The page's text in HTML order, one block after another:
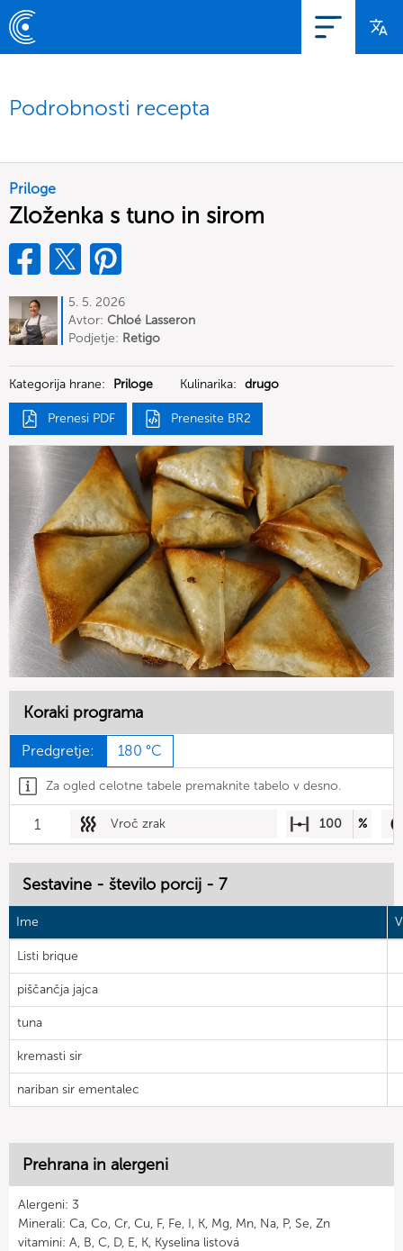
Podrobnosti recepta
Priloge
Zloženka s tuno in sirom
5. 5. 2026
Avtor: Chloé Lasseron
Podjetje: Retigo
Kategorija hrane: Priloge Kulinarika: drugo
Prenesi PDF Prenesite BR2
Koraki programa
Predgretje: 180 °C
Za ogled celotne tabele premaknite tabelo v desno.
1 Vroč zrak 100 %
Sestavine - število porcij - 7
Ime
Listi brique
piščančja jajca
tuna
kremasti sir
nariban sir ementalec
Prehrana in alergeni
Alergeni: 3
Minerali: Ca, Co, Cr, Cu, F, Fe, I, K, Mg, Mn, Na, P, Se, Zn
vitamini: A, B, C, D, E, K, Kyselina listová